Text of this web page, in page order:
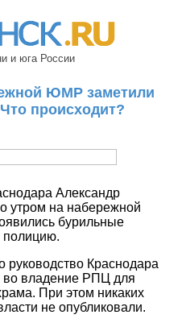
и юга России
ЮМР заметили
происходит?
Александр
утром на набережной
бурильные
Краснодара
во владение РПЦ для
При этом никаких
не опубликовали.